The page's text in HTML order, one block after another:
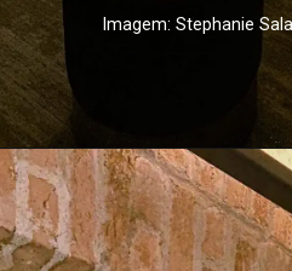
Imagem: Stephanie